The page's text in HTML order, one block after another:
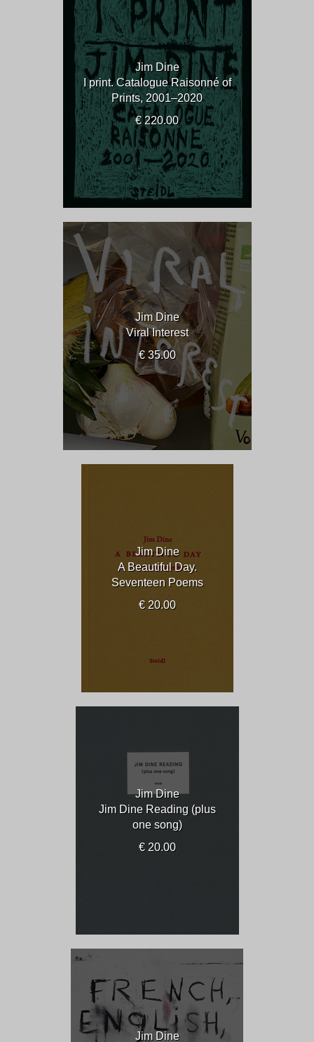
Jim Dine
I print. Catalogue Raisonné of
Prints, 2001–2020
€ 220.00
Jim Dine
Viral Interest
€ 35.00
Jim Dine
A Beautiful Day.
Seventeen Poems
€ 20.00
Jim Dine
Jim Dine Reading (plus
one song)
€ 20.00
Jim Dine